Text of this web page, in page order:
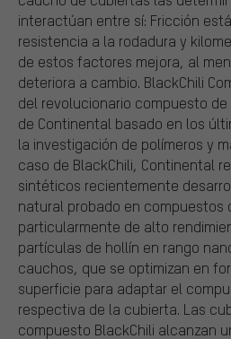
interactúan entre sí: Fricción
resistencia a la rodadura y
de estos factores mejora, al
deteriora a cambio. BlackChili
del revolucionario compuesto
de Continental basado en los
la investigación de polímeros y
caso de BlackChili, Continental
sintéticos recientemente
natural probado en compuestos
particularmente de alto
partículas de hollín en rango
cauchos, que se optimizan en
superficie para adaptar el
respectiva de la cubierta. Las
compuesto BlackChili alcanzan